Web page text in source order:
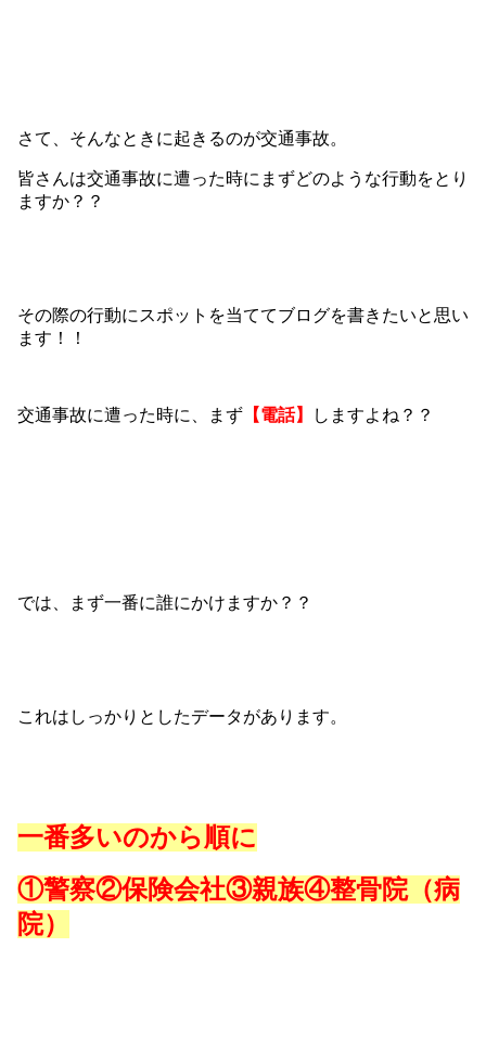
さて、そんなときに起きるのが交通事故。
皆さんは交通事故に遭った時にまずどのような行動をとり
ますか？？
その際の行動にスポットを当ててブログを書きたいと思い
ます！！
交通事故に遭った時に、まず 【電話】 しますよね？？
では、まず一番に誰にかけますか？？
これはしっかりとしたデータがあります。
一番多いのから順に
①警察②保険会社③親族④整骨院（病
院）